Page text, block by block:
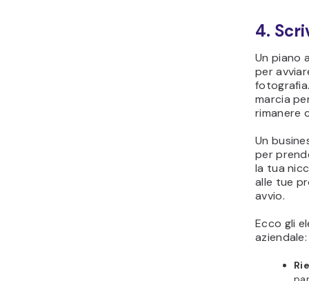
4.
Un piano
per
marcia
rimanere
Un
per
la tua
alle tue
avvio.
Ecco gli
aziendale: